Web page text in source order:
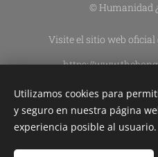
© Humanidad
Visite el sitio web
https://
Asociación Civil Sin Fines De
Edición de
Utilizamos cookies para
y seguro en nuestra página
experiencia posible al usuario.